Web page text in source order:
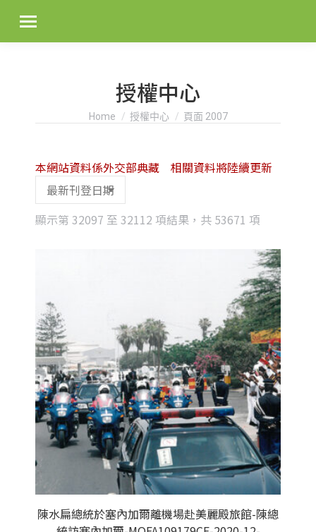
授權中心
You are here:
Home 授權中心 頁面 2007
顯示第 32097 至 32112 項結果，共 53671 項
latest
本網站資料係外交部典藏 相關資料將陸續更新
陳水扁總統於塞內加爾離機場赴美麗殿旅館-陳總